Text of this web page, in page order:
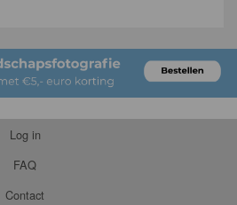
Log in
FAQ
Contact